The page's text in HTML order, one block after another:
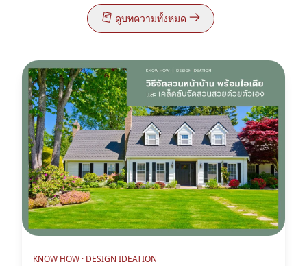
ดูบทความทั้งหมด
KNOW HOW · DESIGN IDEATION